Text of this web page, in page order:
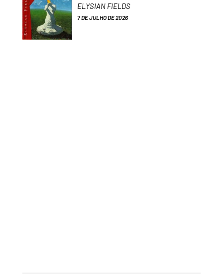
ELYSIAN FIELDS
7 DE JULHO DE 2026